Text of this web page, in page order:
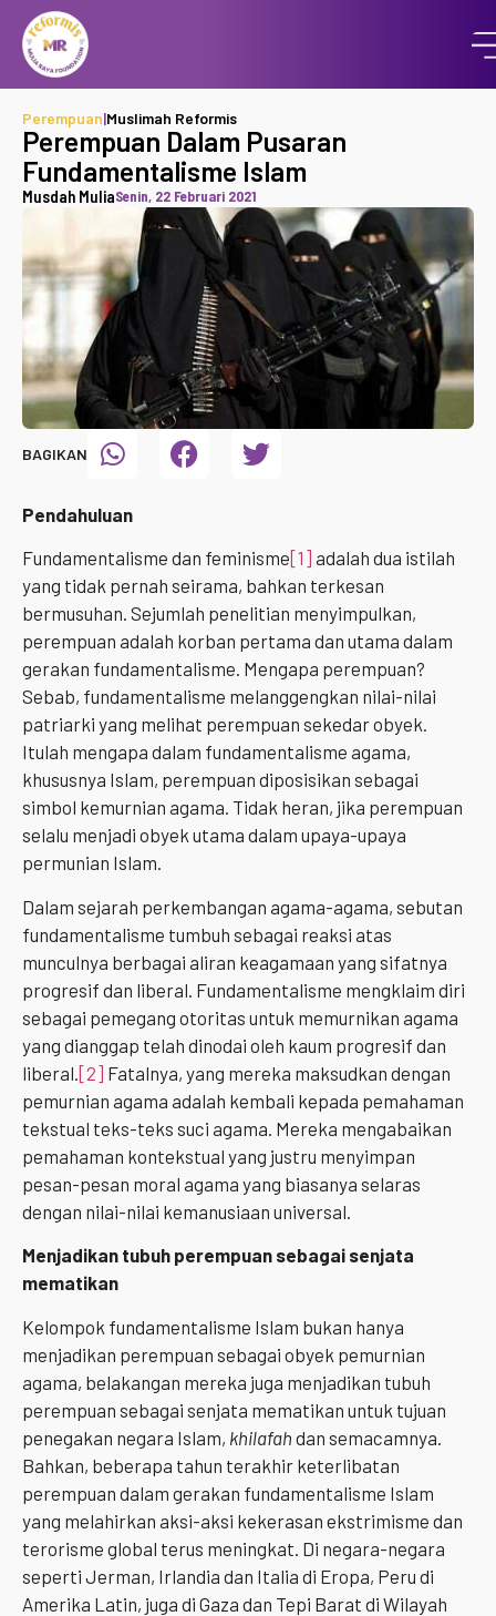
Perempuan|Muslimah Reformis
Perempuan Dalam Pusaran
Fundamentalisme Islam
Musdah MuliaSenin, 22 Februari 2021
BAGIKAN
Pendahuluan
Fundamentalisme dan feminisme[1] adalah dua istilah
yang tidak pernah seirama, bahkan terkesan
bermusuhan. Sejumlah penelitian menyimpulkan,
perempuan adalah korban pertama dan utama dalam
gerakan fundamentalisme. Mengapa perempuan?
Sebab, fundamentalisme melanggengkan nilai-nilai
patriarki yang melihat perempuan sekedar obyek.
Itulah mengapa dalam fundamentalisme agama,
khususnya Islam, perempuan diposisikan sebagai
simbol kemurnian agama. Tidak heran, jika perempuan
selalu menjadi obyek utama dalam upaya-upaya
permunian Islam.
Dalam sejarah perkembangan agama-agama, sebutan
fundamentalisme tumbuh sebagai reaksi atas
munculnya berbagai aliran keagamaan yang sifatnya
progresif dan liberal. Fundamentalisme mengklaim diri
sebagai pemegang otoritas untuk memurnikan agama
yang dianggap telah dinodai oleh kaum progresif dan
liberal. [2] Fatalnya, yang mereka maksudkan dengan
pemurnian agama adalah kembali kepada pemahaman
tekstual teks-teks suci agama. Mereka mengabaikan
pemahaman kontekstual yang justru menyimpan
pesan-pesan moral agama yang biasanya selaras
dengan nilai-nilai kemanusiaan universal.
Menjadikan tubuh perempuan sebagai senjata
mematikan
Kelompok fundamentalisme Islam bukan hanya
menjadikan perempuan sebagai obyek pemurnian
agama, belakangan mereka juga menjadikan tubuh
perempuan sebagai senjata mematikan untuk tujuan
penegakan negara Islam, khilafah dan semacamnya.
Bahkan, beberapa tahun terakhir keterlibatan
perempuan dalam gerakan fundamentalisme Islam
yang melahirkan aksi-aksi kekerasan ekstrimisme dan
terorisme global terus meningkat. Di negara-negara
seperti Jerman, Irlandia dan Italia di Eropa, Peru di
Amerika Latin, juga di Gaza dan Tepi Barat di Wilayah